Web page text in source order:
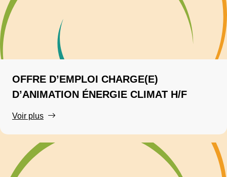
OFFRE D’EMPLOI CHARGE(E)
D’ANIMATION ÉNERGIE CLIMAT H/F
Voir plus